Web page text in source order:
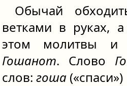
Обычай
ветками в руках,
этом молитвы и
Гошанот. Слово
слов: гоша